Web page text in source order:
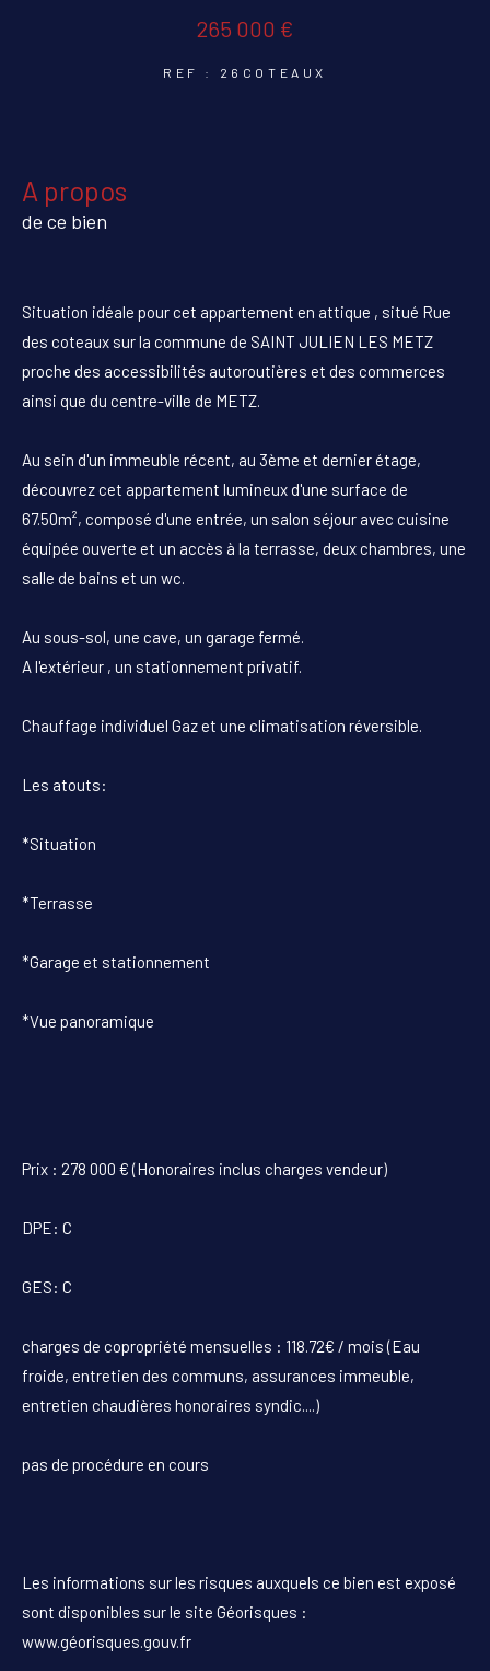
265 000 €
REF : 26COTEAUX
a propos
de ce bien
Situation idéale pour cet appartement en attique , situé Rue
des coteaux sur la commune de SAINT JULIEN LES METZ
proche des accessibilités autoroutières et des commerces
ainsi que du centre-ville de METZ.
Au sein d'un immeuble récent, au 3ème et dernier étage,
découvrez cet appartement lumineux d'une surface de
67.50m², composé d'une entrée, un salon séjour avec cuisine
équipée ouverte et un accès à la terrasse, deux chambres, une
salle de bains et un wc.
Au sous-sol, une cave, un garage fermé.
A l'extérieur , un stationnement privatif.
Chauffage individuel Gaz et une climatisation réversible.
Les atouts:
*Situation
*Terrasse
*Garage et stationnement
*Vue panoramique
Prix : 278 000 € (Honoraires inclus charges vendeur)
DPE: C
GES: C
charges de copropriété mensuelles : 118.72€ / mois (Eau
froide, entretien des communs, assurances immeuble,
entretien chaudières honoraires syndic....)
pas de procédure en cours
Les informations sur les risques auxquels ce bien est exposé
sont disponibles sur le site Géorisques :
www.géorisques.gouv.fr